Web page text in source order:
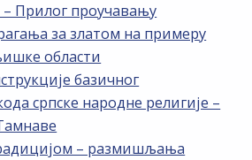
Прилог проучавању
за златом на примеру
области
базичног
српске народне религије –
– размишљања